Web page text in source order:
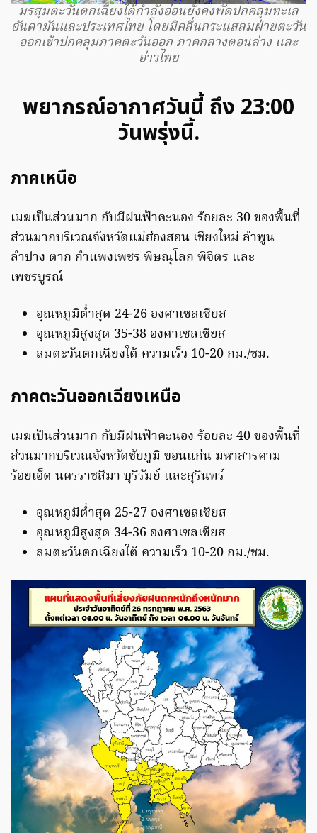
มรสุมตะวันตกเฉียงใต้กำลังอ่อนยังคงพัดปกคลุมทะเล
อันดามันและประเทศไทย โดยมีคลื่นกระแสลมฝ่ายตะวัน
ออกเข้าปกคลุมภาคตะวันออก ภาคกลางตอนล่าง และ
อ่าวไทย
พยากรณ์อากาศวันนี้ ถึง 23:00
วันพรุ่งนี้.
ภาคเหนือ
เมฆเป็นส่วนมาก กับมีฝนฟ้าคะนอง ร้อยละ 30 ของพื้นที่
ส่วนมากบริเวณจังหวัดแม่ฮ่องสอน เชียงใหม่ ลำพูน
ลำปาง ตาก กำแพงเพชร พิษณุโลก พิจิตร และ
เพชรบูรณ์
อุณหภูมิต่ำสุด 24-26 องศาเซลเซียส
อุณหภูมิสูงสุด 35-38 องศาเซลเซียส
ลมตะวันตกเฉียงใต้ ความเร็ว 10-20 กม./ชม.
ภาคตะวันออกเฉียงเหนือ
เมฆเป็นส่วนมาก กับมีฝนฟ้าคะนอง ร้อยละ 40 ของพื้นที่
ส่วนมากบริเวณจังหวัดชัยภูมิ ขอนแก่น มหาสารคาม
ร้อยเอ็ด นครราชสีมา บุรีรัมย์ และสุรินทร์
อุณหภูมิต่ำสุด 25-27 องศาเซลเซียส
อุณหภูมิสูงสุด 34-36 องศาเซลเซียส
ลมตะวันตกเฉียงใต้ ความเร็ว 10-20 กม./ชม.